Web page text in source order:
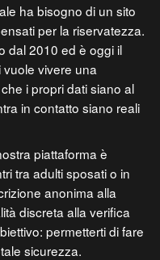
ha bisogno di un sito
per la riservatezza.
dal 2010 ed è oggi il
vivere una
i propri dati siano al
in contatto siano reali
piattaforma è
tra adulti sposati o in
anonima alla
discreta alla verifica
permetterti di fare
sicurezza.